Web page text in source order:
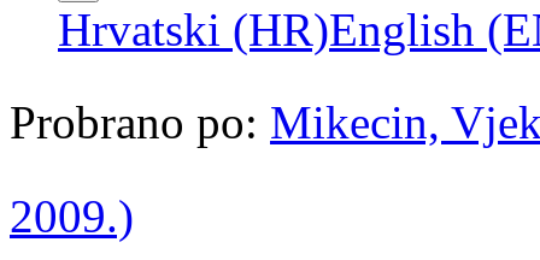
Hrvatski (HR)English
Probrano po: Mikecin,
2009.)